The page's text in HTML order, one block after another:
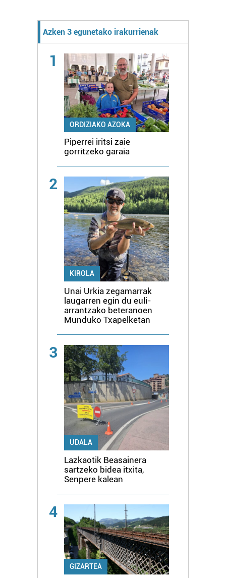
Azken 3 egunetako irakurrienak
1
ORDIZIAKO AZOKA
Piperrei iritsi zaie
gorritzeko garaia
2
KIROLA
Unai Urkia zegamarrak
laugarren egin du euli-
arrantzako beteranoen
Munduko Txapelketan
3
UDALA
Lazkaotik Beasainera
sartzeko bidea itxita,
Senpere kalean
4
GIZARTEA